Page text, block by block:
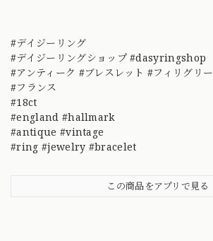
#デイジーリング
#デイジーリングショップ #dasyringshop
#アンティーク #ブレスレット #フィリグリー
#フランス
#18ct
#england #hallmark
#antique #vintage
#ring #jewelry #bracelet
この商品をアプリで見る